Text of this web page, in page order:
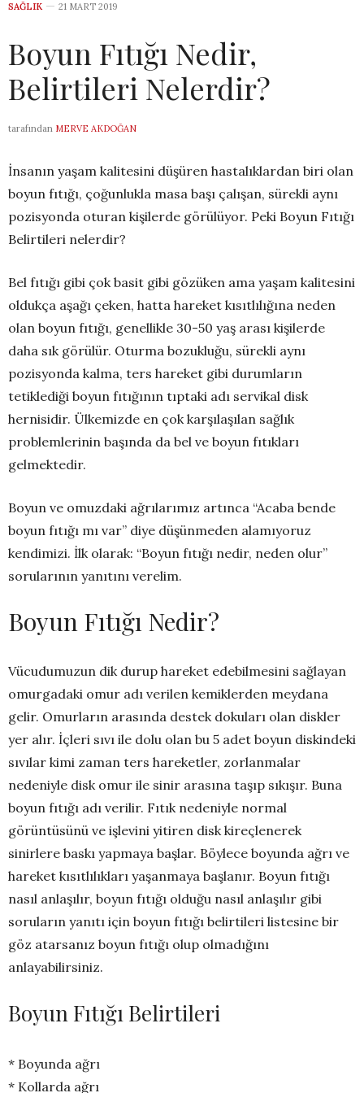
SAĞLIK 21 MART 2019
Boyun Fıtığı Nedir,
Belirtileri Nelerdir?
tarafından MERVE AKDOĞAN
İnsanın yaşam kalitesini düşüren hastalıklardan biri olan
boyun fıtığı, çoğunlukla masa başı çalışan, sürekli aynı
pozisyonda oturan kişilerde görülüyor. Peki Boyun Fıtığı
Belirtileri nelerdir?
Bel fıtığı gibi çok basit gibi gözüken ama yaşam kalitesini
oldukça aşağı çeken, hatta hareket kısıtlılığına neden
olan boyun fıtığı, genellikle 30-50 yaş arası kişilerde
daha sık görülür. Oturma bozukluğu, sürekli aynı
pozisyonda kalma, ters hareket gibi durumların
tetiklediği boyun fıtığının tıptaki adı servikal disk
hernisidir. Ülkemizde en çok karşılaşılan sağlık
problemlerinin başında da bel ve boyun fıtıkları
gelmektedir.
Boyun ve omuzdaki ağrılarımız artınca “Acaba bende
boyun fıtığı mı var” diye düşünmeden alamıyoruz
kendimizi. İlk olarak: “Boyun fıtığı nedir, neden olur”
sorularının yanıtını verelim.
Boyun Fıtığı Nedir?
Vücudumuzun dik durup hareket edebilmesini sağlayan
omurgadaki omur adı verilen kemiklerden meydana
gelir. Omurların arasında destek dokuları olan diskler
yer alır. İçleri sıvı ile dolu olan bu 5 adet boyun diskindeki
sıvılar kimi zaman ters hareketler, zorlanmalar
nedeniyle disk omur ile sinir arasına taşıp sıkışır. Buna
boyun fıtığı adı verilir. Fıtık nedeniyle normal
görüntüsünü ve işlevini yitiren disk kireçlenerek
sinirlere baskı yapmaya başlar. Böylece boyunda ağrı ve
hareket kısıtlılıkları yaşanmaya başlanır. Boyun fıtığı
nasıl anlaşılır, boyun fıtığı olduğu nasıl anlaşılır gibi
soruların yanıtı için boyun fıtığı belirtileri listesine bir
göz atarsanız boyun fıtığı olup olmadığını
anlayabilirsiniz.
Boyun Fıtığı Belirtileri
* Boyunda ağrı
* Kollarda ağrı